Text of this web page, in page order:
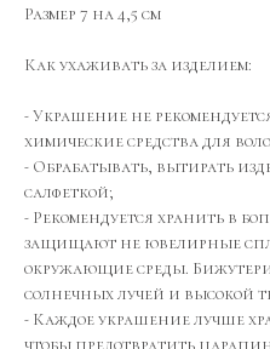
Размер 7 на 4,5 см
Как ухаживать за изделием:
- Украшение не
химические средства для
- Обрабатывать, вытирать
салфеткой;
- Рекомендуется хранить в
защищают не ювелирные
окружающие среды.
солнечных лучей и высокой
- Каждое украшение лучше
чтобы предотвратить